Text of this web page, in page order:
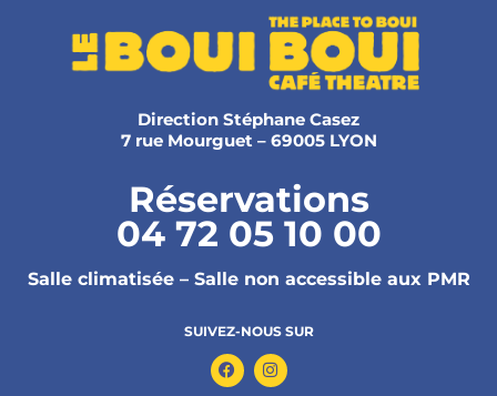
Direction Stéphane Casez
7 rue Mourguet – 69005 LYON
Réservations
04 72 05 10 00
Salle climatisée – Salle non accessible aux PMR
SUIVEZ-NOUS SUR